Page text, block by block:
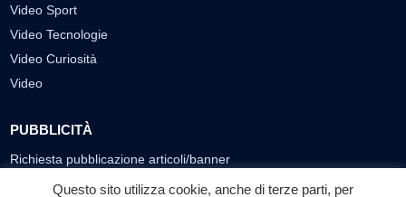
Video Sport
Video Tecnologie
Video Curiosità
Video
PUBBLICITÀ
Richiesta pubblicazione articoli/banner
Questo sito utilizza cookie, anche di terze parti, per